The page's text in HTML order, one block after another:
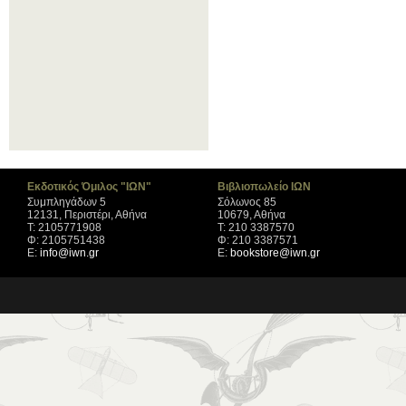
Εκδοτικός Όμιλος "ΙΩΝ"
Συμπληγάδων 5
12131, Περιστέρι, Αθήνα
Τ: 2105771908
Φ: 2105751438
Ε: info@iwn.gr
Βιβλιοπωλείο ΙΩΝ
Σόλωνος 85
10679, Αθήνα
Τ: 210 3387570
Φ: 210 3387571
Ε: bookstore@iwn.gr